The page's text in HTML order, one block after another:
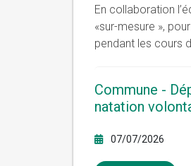
En collaboration
«sur-mesure »,
pendant les cours
Commune -
natation
07/07/2026